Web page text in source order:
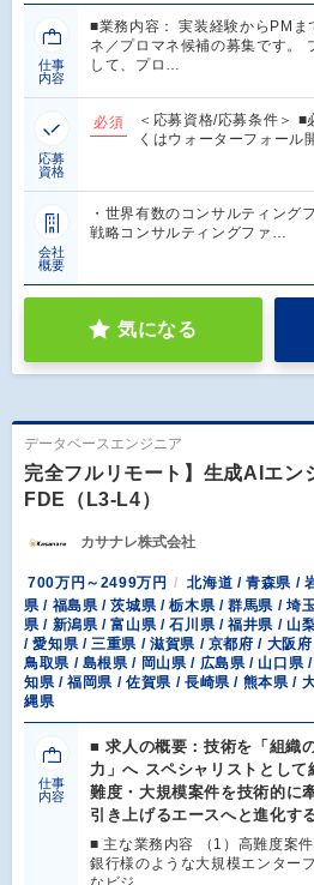
仕事
内容
■業務内容： 実装経験からPMま
ネ／プロマネ候補の募集です。
して、プロ…
応募
資格
必須
＜応募資格/応募条件＞ ■
くはウォーターフォール
会社
概要
・世界有数のコンサルティング
戦略コンサルティングファ…
気になる
データベースエンジニア
完全フルリモート】生成AIエン
FDE（L3-L4）
カサナレ株式会社
700万円～2499万円
北海道 / 青森県 /
県 / 福島県 / 茨城県 / 栃木県 / 群馬県 / 埼
県 / 新潟県 / 富山県 / 石川県 / 福井県 / 山
/ 愛知県 / 三重県 / 滋賀県 / 京都府 / 大阪
鳥取県 / 島根県 / 岡山県 / 広島県 / 山口県
知県 / 福岡県 / 佐賀県 / 長崎県 / 熊本県 /
縄県
仕事
内容
■ 求人の概要：技術を「組織
力」へ スペシャリストとし
難度・大規模案件を技術的に
引き上げるエースへと進化す
■ 主な業務内容 （1）高難度案
銀行様のような大規模エンター